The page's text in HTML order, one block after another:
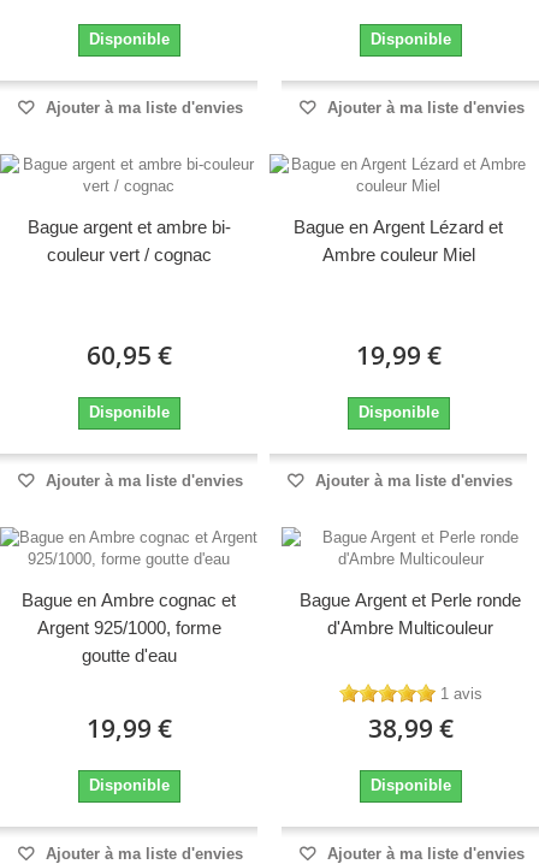
Disponible
Ajouter à ma liste d'envies
Disponible
Ajouter à ma liste d'envies
Bague argent et ambre bi-
couleur vert / cognac
60,95 €
Disponible
Ajouter à ma liste d'envies
Bague en Argent Lézard et
Ambre couleur Miel
19,99 €
Disponible
Ajouter à ma liste d'envies
Bague en Ambre cognac et
Argent 925/1000, forme
goutte d'eau
19,99 €
Disponible
Ajouter à ma liste d'envies
Bague Argent et Perle ronde
d'Ambre Multicouleur
1 avis
38,99 €
Disponible
Ajouter à ma liste d'envies